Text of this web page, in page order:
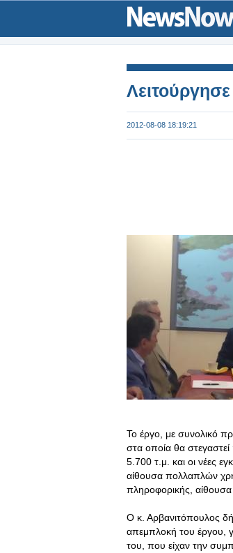
2012-08-08 18:19:21
Το έργο, με συνολικό
στα οποία θα στεγαστεί
5.700 τ.μ. και οι νέες
αίθουσα πολλαπλών
πληροφορικής,
Ο κ. Αρβανιτόπουλος
απεμπλοκή του έργου,
του, που είχαν την